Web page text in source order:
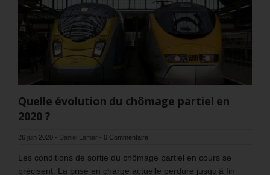
Quelle évolution du chômage partiel en
2020 ?
26 juin 2020 - Daniel Lamar - 0 Commentaire
Les conditions de sortie du chômage partiel en cours se
précisent. La prise en charge actuelle perdure jusqu’à fin